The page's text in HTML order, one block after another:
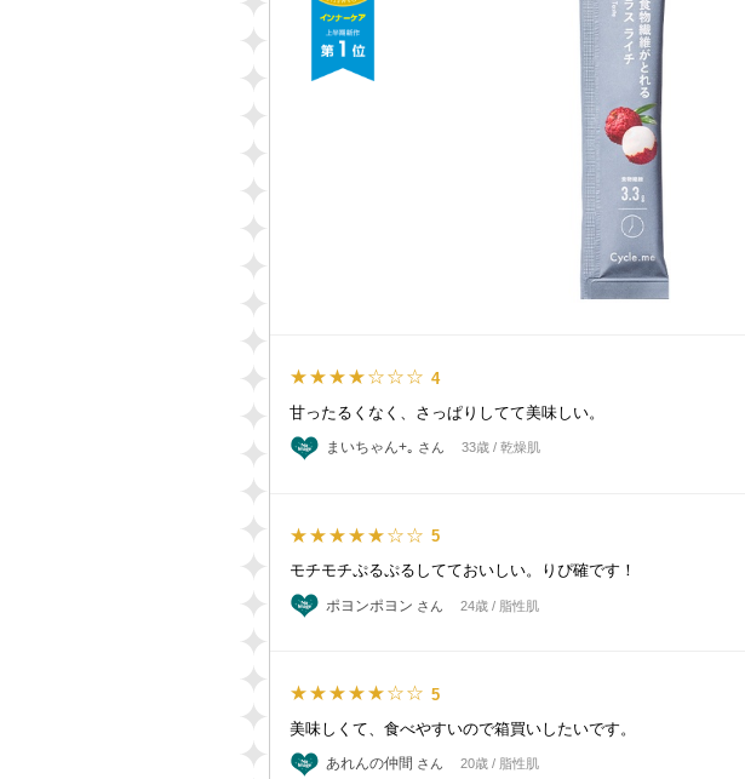
★★★★☆☆☆ 4
甘ったるくなく、さっぱりしてて美味しい。
まいちゃん+｡ さん 33歳 / 乾燥肌
★★★★★☆☆ 5
モチモチぷるぷるしてておいしい。りぴ確です！
ポヨンポヨン さん 24歳 / 脂性肌
★★★★★☆☆ 5
美味しくて、食べやすいので箱買いしたいです。
あれんの仲間 さん 20歳 / 脂性肌